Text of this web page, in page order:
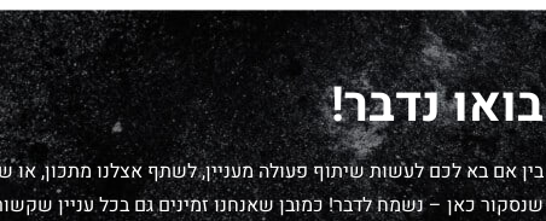
בואו נדבר!
בין אם בא לכם לעשות שיתוף פעולה מעניין, לשתף אצלנו מתכון,
שנסקור כאן – נשמח לדבר! כמובן שאנחנו זמינים גם בכל עניין